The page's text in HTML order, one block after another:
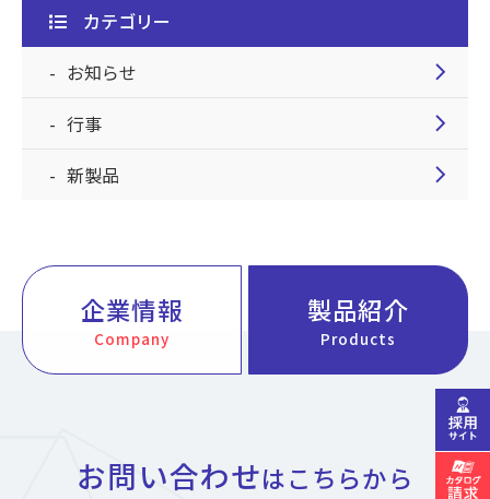
カテゴリー
お知らせ
chevron_right
行事 chevron_right
新製品 chevron_right
企業情報
Company
製品紹介
Products
お問い合わせはこちらから